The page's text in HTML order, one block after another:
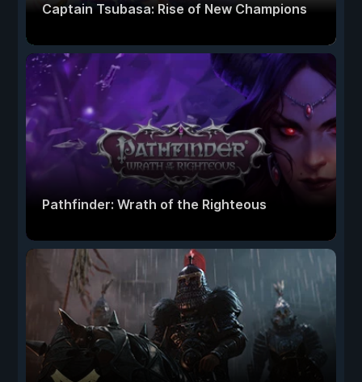
Captain Tsubasa: Rise of New Champions
Pathfinder: Wrath of the Righteous